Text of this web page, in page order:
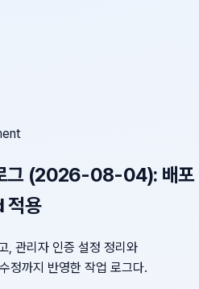
그 (2026-08-04): 배포
적용
, 관리자 인증 설정 정리와
정까지 반영한 작업 로그다.